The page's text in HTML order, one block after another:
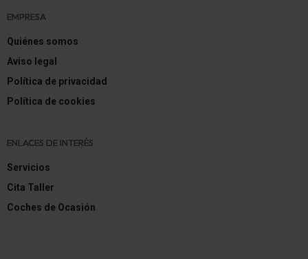
EMPRESA
Quiénes somos
Aviso legal
Política de privacidad
Política de cookies
ENLACES DE INTERÉS
Servicios
Cita Taller
Coches de Ocasión